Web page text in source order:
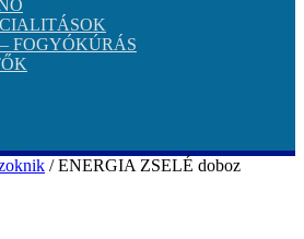
FOGYÓKÚRÁS
/ ENERGIA ZSELÉ doboz